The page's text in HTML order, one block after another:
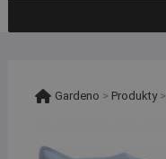
Gardeno > Produkty>